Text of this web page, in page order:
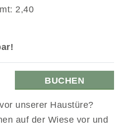
2,40
BUCHEN
unserer Haustüre?
auf der Wiese vor und